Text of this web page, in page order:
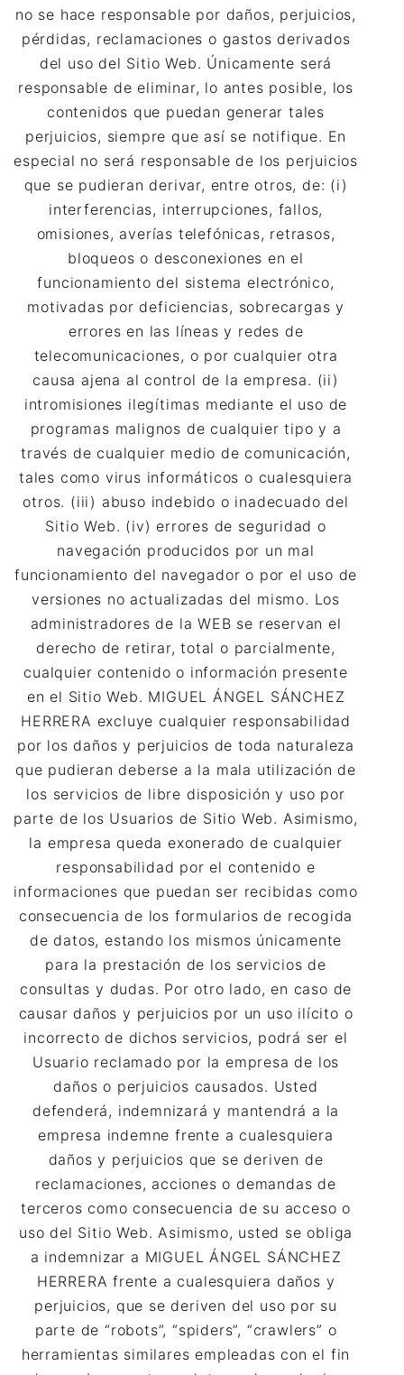
no se hace responsable por daños, perjuicios,
pérdidas, reclamaciones o gastos derivados
del uso del Sitio Web. Únicamente será
responsable de eliminar, lo antes posible, los
contenidos que puedan generar tales
perjuicios, siempre que así se notifique. En
especial no será responsable de los perjuicios
que se pudieran derivar, entre otros, de: (i)
interferencias, interrupciones, fallos,
omisiones, averías telefónicas, retrasos,
bloqueos o desconexiones en el
funcionamiento del sistema electrónico,
motivadas por deficiencias, sobrecargas y
errores en las líneas y redes de
telecomunicaciones, o por cualquier otra
causa ajena al control de la empresa. (ii)
intromisiones ilegítimas mediante el uso de
programas malignos de cualquier tipo y a
través de cualquier medio de comunicación,
tales como virus informáticos o cualesquiera
otros. (iii) abuso indebido o inadecuado del
Sitio Web. (iv) errores de seguridad o
navegación producidos por un mal
funcionamiento del navegador o por el uso de
versiones no actualizadas del mismo. Los
administradores de la WEB se reservan el
derecho de retirar, total o parcialmente,
cualquier contenido o información presente
en el Sitio Web. MIGUEL ÁNGEL SÁNCHEZ
HERRERA excluye cualquier responsabilidad
por los daños y perjuicios de toda naturaleza
que pudieran deberse a la mala utilización de
los servicios de libre disposición y uso por
parte de los Usuarios de Sitio Web. Asimismo,
la empresa queda exonerado de cualquier
responsabilidad por el contenido e
informaciones que puedan ser recibidas como
consecuencia de los formularios de recogida
de datos, estando los mismos únicamente
para la prestación de los servicios de
consultas y dudas. Por otro lado, en caso de
causar daños y perjuicios por un uso ilícito o
incorrecto de dichos servicios, podrá ser el
Usuario reclamado por la empresa de los
daños o perjuicios causados. Usted
defenderá, indemnizará y mantendrá a la
empresa indemne frente a cualesquiera
daños y perjuicios que se deriven de
reclamaciones, acciones o demandas de
terceros como consecuencia de su acceso o
uso del Sitio Web. Asimismo, usted se obliga
a indemnizar a MIGUEL ÁNGEL SÁNCHEZ
HERRERA frente a cualesquiera daños y
perjuicios, que se deriven del uso por su
parte de “robots”, “spiders”, “crawlers” o
herramientas similares empleadas con el fin